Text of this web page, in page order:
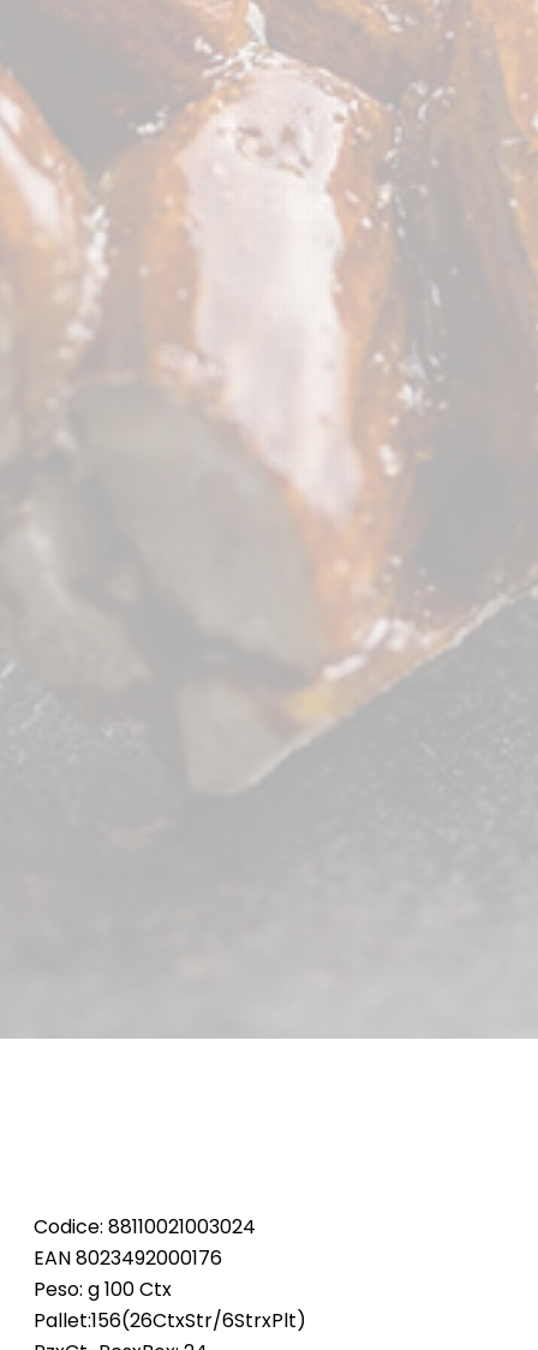
Codice: 88110021003024
EAN 8023492000176
Peso: g 100 Ctx
Pallet:156(26CtxStr/6StrxPlt)